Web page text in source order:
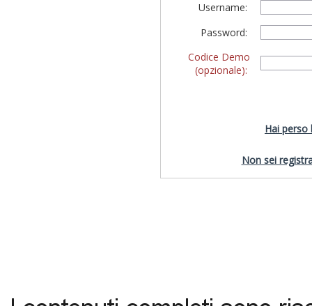
Username:
Password:
Codice Demo
(opzionale):
Hai perso
Non sei